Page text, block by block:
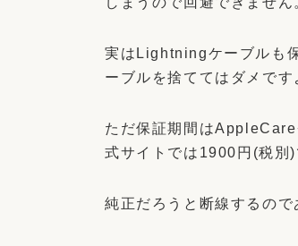
実はLightningケーブルも
ーブルを捨ててはダメです
ただ保証期間は
式サイトでは1900円(税別)
純正だろうと断線するの